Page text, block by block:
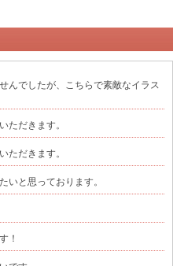
んでしたが、こちらで素敵なイラス
ただきます。
ただきます。
いと思っております。
！